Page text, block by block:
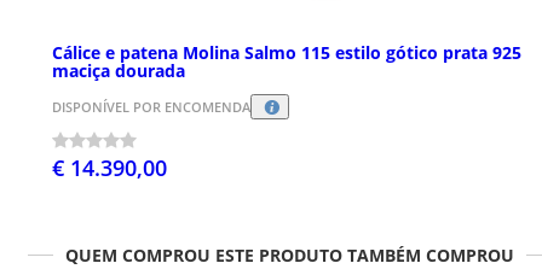
Cálice e patena Molina Salmo 115 estilo gótico prata 925
maciça dourada
DISPONÍVEL POR ENCOMENDA
€ 14.390,00
QUEM COMPROU ESTE PRODUTO TAMBÉM COMPROU